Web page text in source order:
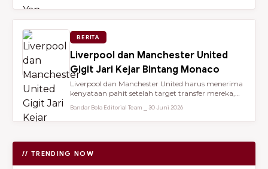
BERITA
Liverpool dan Manchester United
Gigit Jari Kejar Bintang Monaco
Liverpool dan Manchester United harus menerima
kenyataan pahit setelah target transfer mereka,
Bandar Bola Editorial Team ⎯ 30 Juni 2026
// TRENDING NOW